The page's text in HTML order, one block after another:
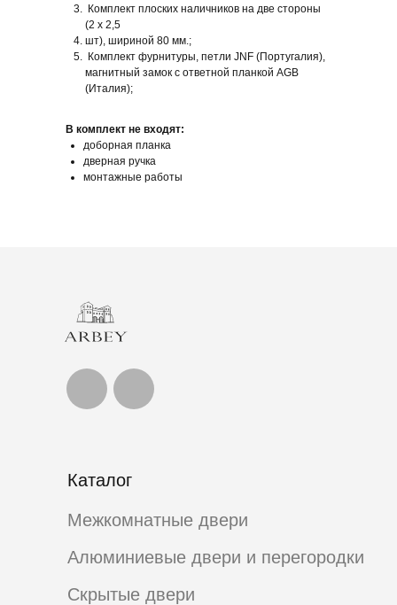
Комплект плоских наличников на две стороны
(2 х 2,5
шт), шириной 80 мм.;
Комплект фурнитуры, петли JNF (Португалия),
магнитный замок с ответной планкой AGB
(Италия);
В комплект не входят:
доборная планка
дверная ручка
монтажные работы
Каталог
Межкомнатные двери
Алюминиевые двери и перегородки
Скрытые двери